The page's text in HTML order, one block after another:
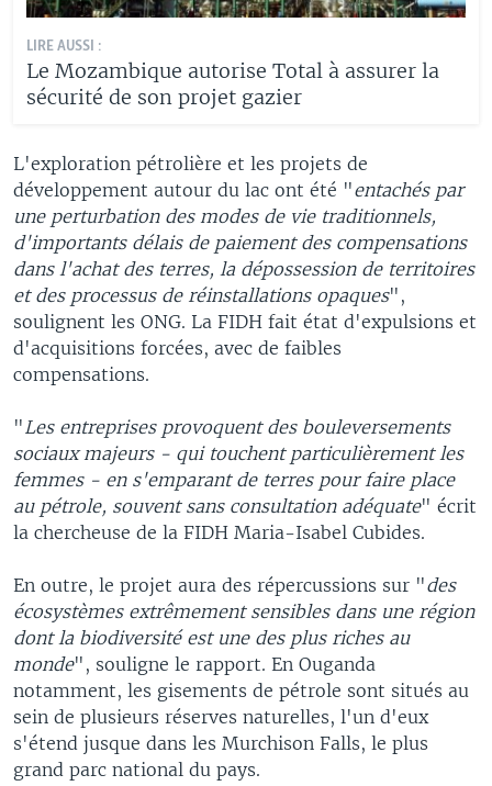
LIRE AUSSI :
Le Mozambique autorise Total à assurer la
sécurité de son projet gazier
L'exploration pétrolière et les projets de
développement autour du lac ont été "entachés par
une perturbation des modes de vie traditionnels,
d'importants délais de paiement des compensations
dans l'achat des terres, la dépossession de territoires
et des processus de réinstallations opaques",
soulignent les ONG. La FIDH fait état d'expulsions et
d'acquisitions forcées, avec de faibles
compensations.
" Les entreprises provoquent des bouleversements
sociaux majeurs - qui touchent particulièrement les
femmes - en s'emparant de terres pour faire place
au pétrole, souvent sans consultation adéquate" écrit
la chercheuse de la FIDH Maria-Isabel Cubides.
En outre, le projet aura des répercussions sur "des
écosystèmes extrêmement sensibles dans une région
dont la biodiversité est une des plus riches au
monde", souligne le rapport. En Ouganda
notamment, les gisements de pétrole sont situés au
sein de plusieurs réserves naturelles, l'un d'eux
s'étend jusque dans les Murchison Falls, le plus
grand parc national du pays.